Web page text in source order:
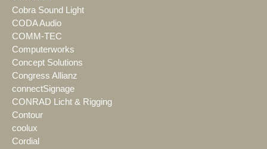
Cobra Sound Light
CODA Audio
COMM-TEC
Computerworks
Concept Solutions
Congress Allianz
connectSignage
CONRAD Licht & Rigging
Contour
coolux
Cordial